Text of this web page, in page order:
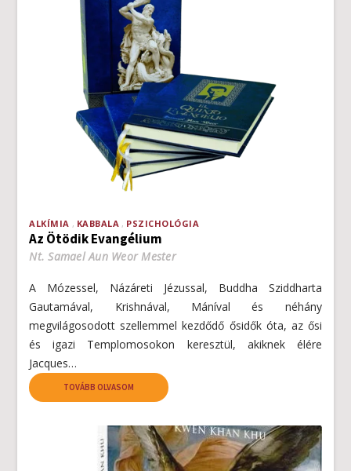
ALKÍMIA KABBALA PSZICHOLÓGIA
Az Ötödik Evangélium
Nt. Samael Aun Weor Mester
A Mózessel, Názáreti Jézussal, Buddha Sziddharta
Gautamával, Krishnával, Máníval és néhány
megvilágosodott szellemmel kezdődő ősidők óta, az ősi
és igazi Templomosokon keresztül, akiknek élére
Jacques…
TOVÁBB OLVASOM